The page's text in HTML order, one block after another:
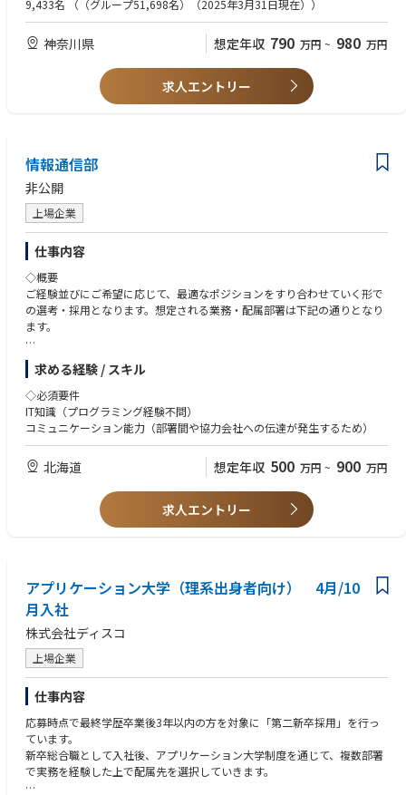
・社内事業部門と連携したソリューションの社会実装
・6G時代での「あたりまえ」のソリューションを初期検討から携われる
・ソリューション検討を通じて、最新技術動向の把握による技術力のブラ
・実証実験を通してネットワークの実践的な構築運用によるスキル底上
げ、及び、移動通信網に関する広範囲かつ深いスキルを身につける事が出
来る
■候補者へのメッセージ
次世代のネットワークを実際にどのように活用していくのか、それを用い
てどのように社会に貢献していくのか、様々なパートナーと共に一からソ
リューションを作り上げていく、大変やりがいのあるポストです。
あなたが培ってきた力を是非、ドコモで発揮していただきたい。
－－－－－－－－－－－－－－－－－－－－－－－－－－－－
■働き方の目安（※メンバー（業務・意向）により異なる）
リモートスタンダード適用組織となります。
https://group.ntt/jp/newsrelease/2022/06/24/220624a.html
■勤務地
・自宅（国内限定）
※業務上の必要性により、上長等から出社を命じられる場合有
※出社の場合は以下の事業所に出社
・住所： 神奈川県横須賀市光の丘3-5
・最寄り駅：
所要時間は約15分、タクシー料金は約2000円です。
・禁煙環境：全面禁煙
■転勤
・数年単位で専門性や適性を軸に異動が発生する場合有
※リモートスタンダード組織への異動の場合、原則転居・転勤は無
※オフィスベース組織への異動の場合、転居が必要となる可能性有
（同組織でもリモートワークによる勤務は可）
■出社に伴う費用について
勤務事業所への出社については標準的な出社経路を事前に認定したうえ
で、
その経路を用いた出社に伴い発生する費用を旅費としてお支払いしま
す。
※新幹線、飛行機の利用も旅費規程に基づく範囲内で利用可となる場合
・通信ソリューション関する業務経験がある
・IPネットワークに関する業務経験がある
<その他あると望ましいスキル>
・生成AI等、AIに関わる開発経験
9,433名 （（グループ51,698名）（2025年3月31日現在））
神奈川県 想定年収 790 万円 ~ 980 万円
求人エントリー
情報通信部
非公開
上場企業
仕事内容
◇概要
ご経験並びにご希望に応じて、最適なポジションをすり合わせていく形で
の選考・採用となります。想定される業務・配属部署は下記の通りとなり
ます。
1. 情通業務管理グループ
情報通信部門の運営管理全般を担当。組織体制の見直しや業務プロセスの
最適化など、部門全体の統括業務を担う。
2. ICT戦略グループ
定支援。クラウド、データ、セキュリティ、アプリケーションなどのICT
戦略立案・推進。「都市計画」に例えられる全社的な情報通信システムの
最適化と整備を大所高所から見据え策定。企業戦略の策定やプロジェクト
統括管理も含む。
ュリティ監視ツールの導入、インシデント対応体制の強化。OT-SOC（電
力制御システムの監視体制）強化、24時間365日の監視体制構築、監視員
育成。独自の情報システムとインフラ基盤に関するセキュリティ確保・維
持の先行的取り組み等。
4. DX推進グループ
全社のデジタルトランスフォーメーション（DX）推進を担当。各部門に溶
け込み、業務変革を促進。デザインシンキングによるアイディア創出やPo
C（概念検証）の企画・実施。DXテーマの提案から導入までのプロジェク
ト全般を管理。グループ全体のDX推進エンジンを目指す社内DXコンサル
ティング組織。
5. データマネジメントソリューショングループ
求める経験 / スキル
◇必須要件
IT知識（プログラミング経験不問）
コミュニケーション能力（部署間や協力会社への伝達が発生するため）
北海道 想定年収 500 万円 ~ 900 万円
求人エントリー
アプリケーション大学（理系出身者向け） 4月/10
月入社
株式会社ディスコ
上場企業
仕事内容
応募時点で最終学歴卒業後3年以内の方を対象に「第二新卒採用」を行っ
ています。
新卒総合職として入社後、アプリケーション大学制度を通じて、複数部署
で実務を経験した上で配属先を選択していきます。